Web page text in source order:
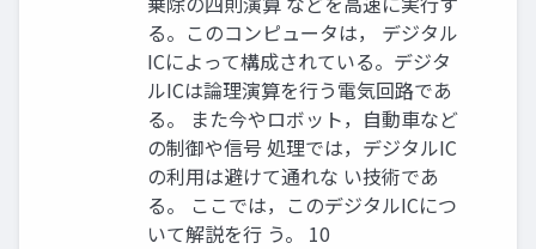
る。このコンピュータは， デジタル
ICによって構成されている。デジタ
ルICは論理演算を行う電気回路であ
る。 また今やロボット，自動車など
の制御や信号 処理では，デジタルIC
の利用は避けて通れな い技術であ
る。 ここでは，このデジタルICにつ
いて解説を行 う。 10